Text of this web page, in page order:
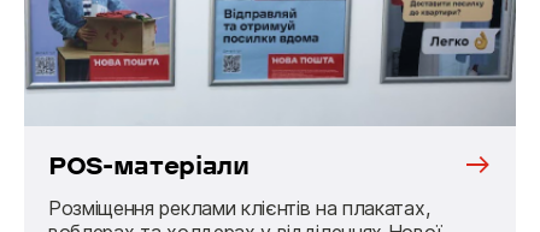
POS-матеріали
Розміщення реклами клієнтів на плакатах,